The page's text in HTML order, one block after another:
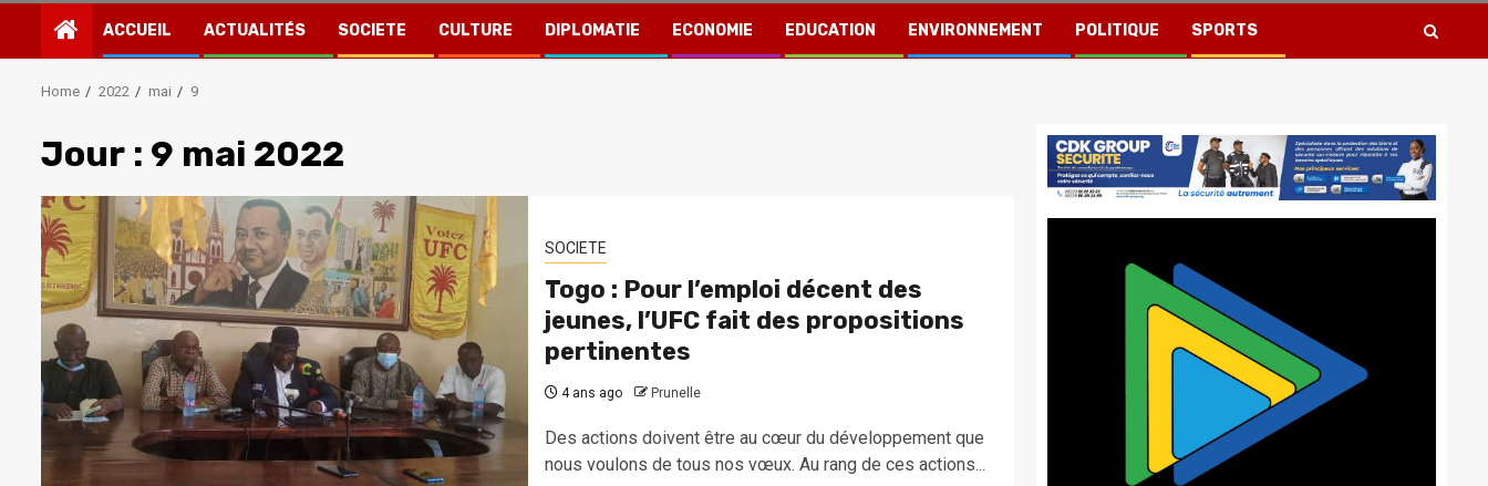
ACCUEIL ACTUALITÉS SOCIETE CULTURE DIPLOMATIE ECONOMIE EDUCATION ENVIRONNEMENT POLITIQUE SPORTS
Home 2022 mai 9
Jour : 9 mai 2022
SOCIETE
Togo : Pour l’emploi décent des
jeunes, l’UFC fait des propositions
pertinentes
4 ans ago Prunelle
Des actions doivent être au cœur du développement que
nous voulons de tous nos vœux. Au rang de ces actions...